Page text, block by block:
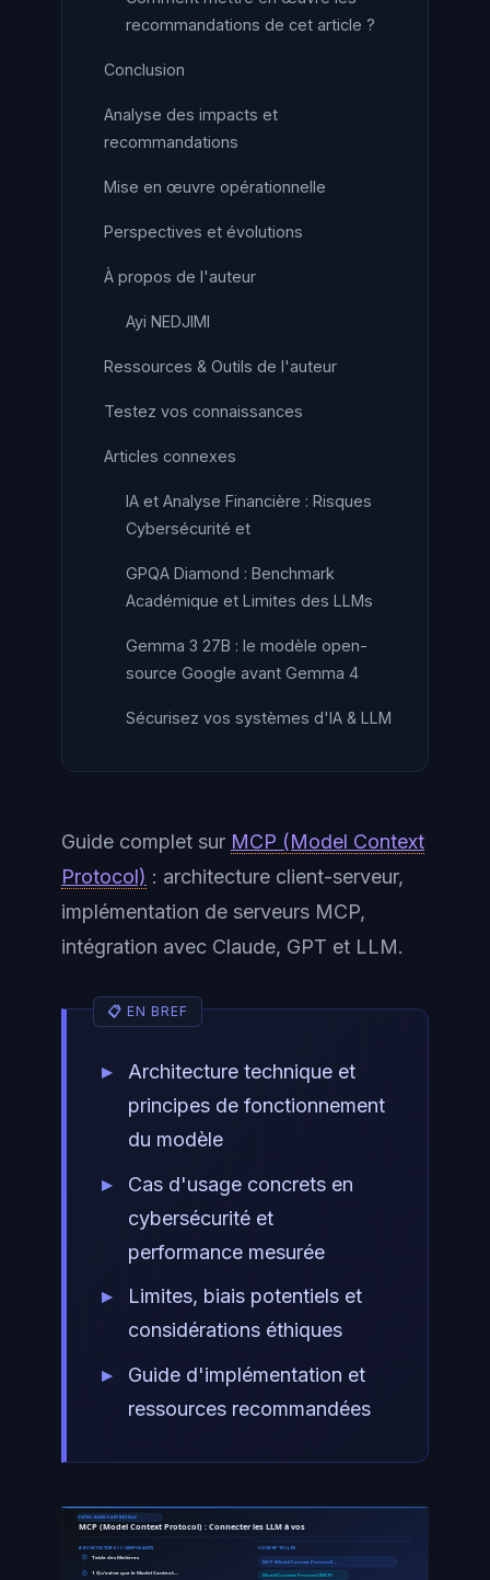
recommandations de cet article ?
Conclusion
Analyse des impacts et
recommandations
Mise en œuvre opérationnelle
Perspectives et évolutions
À propos de l'auteur
Ayi NEDJIMI
Ressources & Outils de l'auteur
Testez vos connaissances
Articles connexes
IA et Analyse Financière : Risques
Cybersécurité et
GPQA Diamond : Benchmark
Académique et Limites des LLMs
Gemma 3 27B : le modèle open-
source Google avant Gemma 4
Sécurisez vos systèmes d'IA & LLM
Guide complet sur MCP (Model Context
Protocol) : architecture client-serveur,
implémentation de serveurs MCP,
intégration avec Claude, GPT et LLM.
Architecture technique et
principes de fonctionnement
du modèle
Cas d'usage concrets en
cybersécurité et
performance mesurée
Limites, biais potentiels et
considérations éthiques
Guide d'implémentation et
ressources recommandées
INTELLIGENCE ARTIFICIELLE
MCP (Model Context Protocol) : Connecter les LLM à vos
ARCHITECTURE / COMPOSANTS
Table des Matières
1 Qu'est-ce que le Model Context…
CONCEPTS CLÉS
MCP (Model Context Protocol) …
Model Context Protocol (MCP)